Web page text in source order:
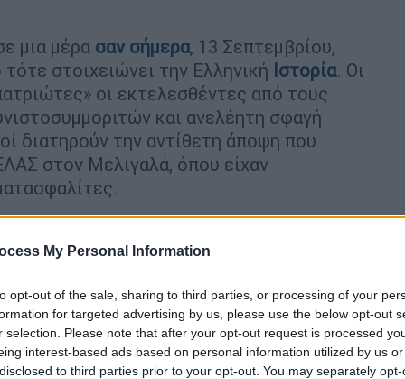
My Personal Information
opt-out of the sale, sharing to third parties, or processing of your
for targeted advertising by us, please use the below opt-out
selection. Please note that after your opt-out request is processed
interest-based ads based on personal information utilized by us
to third parties prior to your opt-out. You may separately
μια μέρα σαν σήμερα, 13 Σεπτεμβρίου,
στοιχειώνει την Ελληνική Ιστορία. Οι
οι εκτελεσθέντες από τους
και ανελέητη σφαγή
διατηρούν την αντίθετη άποψη που
στον Μελιγαλά, όπου είχαν
μιλούν οι πρώτοι, για λιντσάρισμα από το
να πιστέψεις; Την Ιστορία; Αυτή
Οι αριστερόστροφες δυνάμεις
ήταν μια μάχη ταξική μεταξύ των
προόδου και της πιο μαύρης
ή τους διηγήθηκαν τα γεονότα οι δικοί